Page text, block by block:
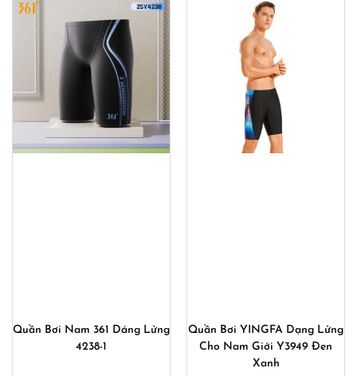
360,000₫.
Quần Bơi Nam 361 Dáng Lửng
4238-1
Quần Bơi YINGFA Dạng Lửng
Cho Nam Giới Y3949 Đen
Xanh